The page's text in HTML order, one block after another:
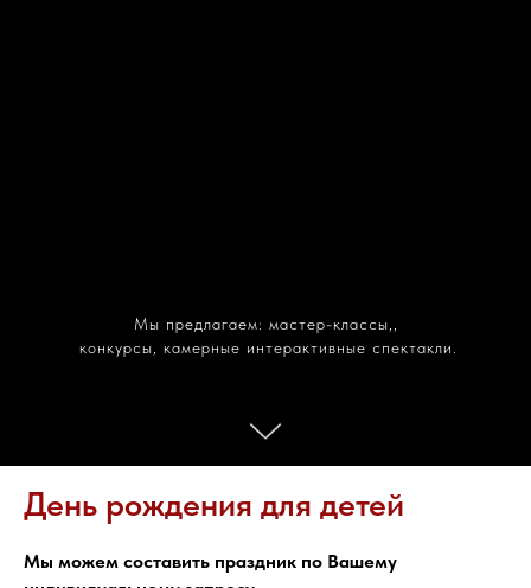
Мы предлагаем: мастер-классы,,
конкурсы, камерные интерактивные спектакли.
День рождения для детей
Мы можем составить праздник по Вашему